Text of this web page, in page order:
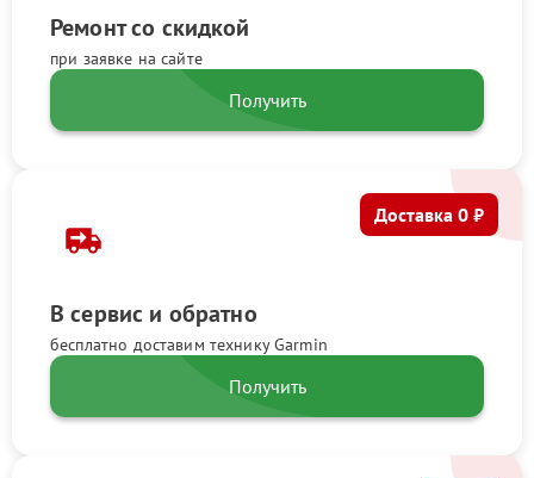
Ремонт со скидкой
при заявке на сайте
Получить
В сервис и обратно
бесплатно доставим технику Garmin
Доставка 0 ₽
Получить